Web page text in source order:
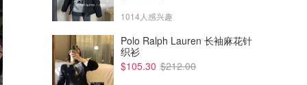
1014人感兴趣
Polo Ralph Lauren 长袖麻花针
织衫
$105.30 $212.00